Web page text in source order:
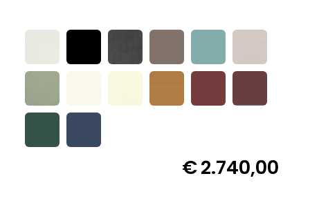
Decoratie kussens
Buitenkleden
Tuinkussens
€2.740,00